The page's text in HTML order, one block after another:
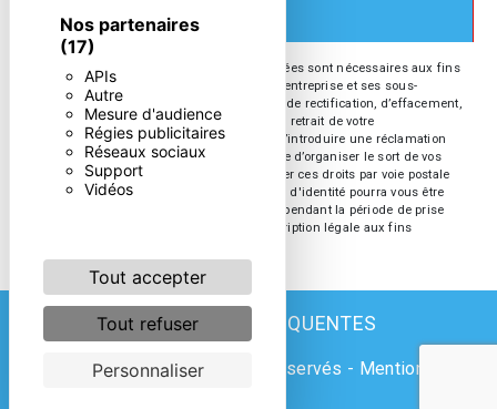
Nos partenaires
(17)
APIs
Autre
Mesure d'audience
Régies publicitaires
Réseaux sociaux
Support
Vidéos
Tout accepter
Tout refuser
Personnaliser
** Les données personnelles communiquées sont nécessaires aux fins
de vous contacter. Elles sont destinées à l'entreprise et ses sous-
traitants. Vous disposez de droits d’accès, de rectification, d’effacement,
de portabilité, de limitation, d’opposition, de retrait de votre
consentement à tout moment et du droit d’introduire une réclamation
auprès d’une autorité de contrôle, ainsi que d’organiser le sort de vos
données post-mortem. Vous pouvez exercer ces droits par voie postale
ou par courrier électronique. Un justificatif d'identité pourra vous être
demandé. Nous conservons vos données pendant la période de prise
de contact puis pendant la durée de prescription légale aux fins
RECHERCHES FRÉQUENTES
Vistalid- 2026 - Tous droits réservés - Mentions